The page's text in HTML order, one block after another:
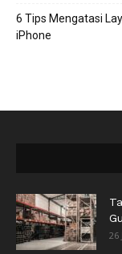
6 Tips Mengatasi
iPhone
26